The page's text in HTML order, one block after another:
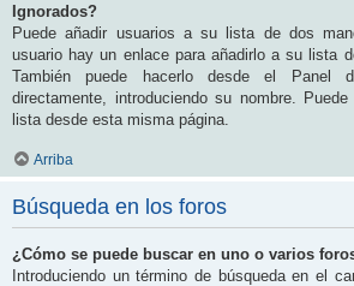
Ignorados?
Puede añadir usuarios a su lista de dos
usuario hay un enlace para añadirlo a su lista
También puede hacerlo desde el Panel
directamente, introduciendo su nombre.
lista desde esta misma página.
Arriba
Búsqueda en los foros
¿Cómo se puede buscar en uno o varios
Introduciendo un término de búsqueda en el